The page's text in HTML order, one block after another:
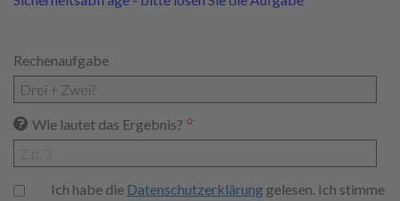
Rechenaufgabe
Wie lautet das Ergebnis?
Ich habe die Datenschutzerklärunggelesen. Ich stimme